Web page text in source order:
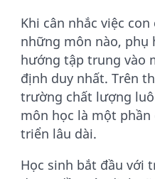
Khi cân nhắc việc
những môn nào, phụ
hướng tập trung vào
định duy nhất. Trên
trường chất lượng
môn học là một
triển lâu dài.
Học sinh bắt đầu với